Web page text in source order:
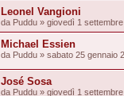
Leonel Vangioni
da Puddu » giovedì 1
Michael Essien
da Puddu » sabato 25 gennaio
José Sosa
da Puddu » giovedì 1